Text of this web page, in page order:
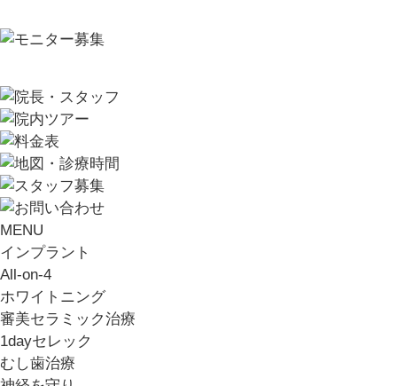
MENU
インプラント
All-on-4
ホワイトニング
審美セラミック治療
1dayセレック
むし歯治療